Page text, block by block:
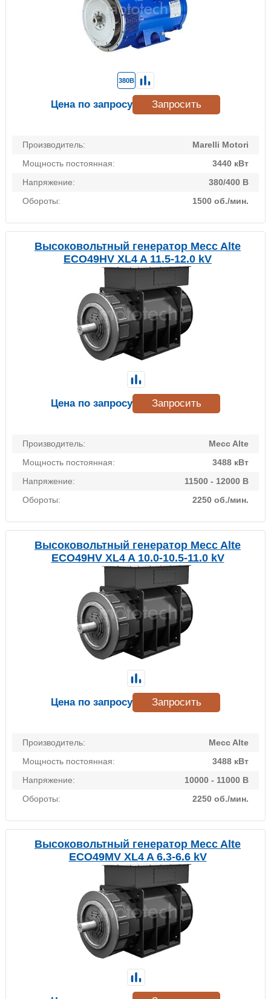
Производитель:
Marelli Motori
Мощность постоянная:
3440 кВт
Напряжение:
380/400 В
Обороты:
1500 об./мин.
380В
Цена по запросу Запросить
Высоковольтный генератор Mecc Alte
ECO49HV XL4 A 11.5-12.0 kV
Производитель:
Mecc Alte
Мощность постоянная:
3488 кВт
Напряжение:
11500 - 12000 В
Обороты:
2250 об./мин.
Цена по запросу Запросить
Высоковольтный генератор Mecc Alte
ECO49HV XL4 A 10.0-10.5-11.0 kV
Производитель:
Mecc Alte
Мощность постоянная:
3488 кВт
Напряжение:
10000 - 11000 В
Обороты:
2250 об./мин.
Цена по запросу Запросить
Высоковольтный генератор Mecc Alte
ECO49MV XL4 A 6.3-6.6 kV